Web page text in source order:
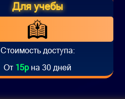
Для учебы
Стоимость доступа:
От 15р на 30 дней